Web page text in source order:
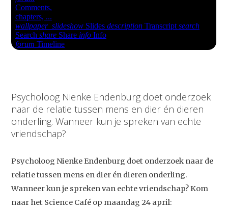
Psycholoog Nienke Endenburg doet onderzoek
naar de relatie tussen mens en dier én dieren
onderling. Wanneer kun je spreken van echte
vriendschap?
Psycholoog Nienke Endenburg doet onderzoek naar de
relatie tussen mens en dier én dieren onderling.
Wanneer kun je spreken van echte vriendschap? Kom
naar het Science Café op maandag 24 april: